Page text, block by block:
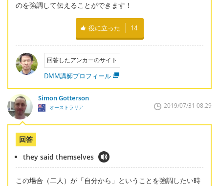
のを強調して伝えることができます！
役に立った 14
回答したアンカーのサイト
DMM講師プロフィール
Simon Gotterson
オーストラリア 2019/07/31 08:29
回答
they said themselves
この場合（二人）が「自分から」ということを強調したい時